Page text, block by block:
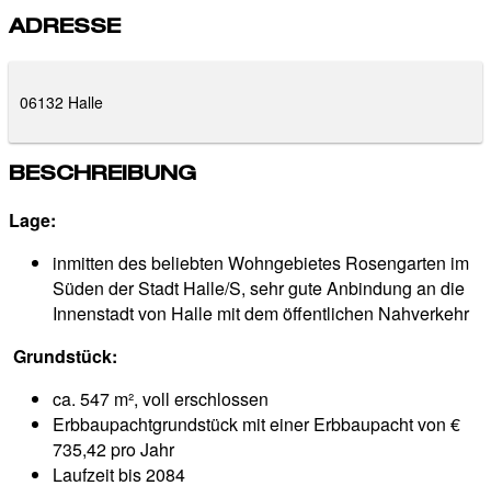
ADRESSE
06132 Halle
BESCHREIBUNG
Lage:
inmitten des beliebten Wohngebietes Rosengarten im
Süden der Stadt Halle/S, sehr gute Anbindung an die
Innenstadt von Halle mit dem öffentlichen Nahverkehr
Grundstück:
ca. 547 m², voll erschlossen
Erbbaupachtgrundstück mit einer Erbbaupacht von €
735,42 pro Jahr
Laufzeit bis 2084